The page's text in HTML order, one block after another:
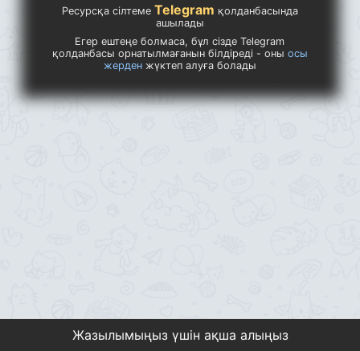
Ресурсқа сілтеме Telegram қолданбасында
ашылады
Егер ештеңе болмаса, бұл сізде Telegram
қолданбасы орнатылмағанын білдіреді - оны осы
жерденжүктеп алуға болады
Жазылымыңыз үшін ақша алыңыз